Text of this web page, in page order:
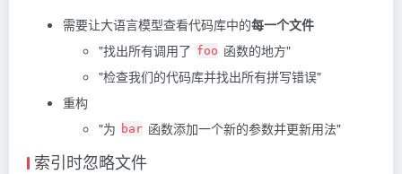
需要让大语言模型查看代码库中的每一个文件
"找出所有调用了 foo 函数的地方"
"检查我们的代码库并找出所有拼写错误"
重构
"为 bar 函数添加一个新的参数并更新用法"
索引时忽略文件